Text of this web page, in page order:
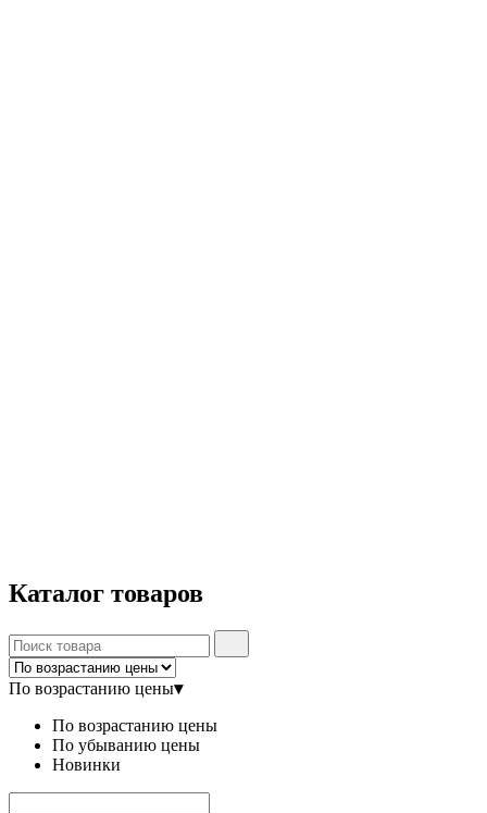
Каталог товаров
По возрастанию цены▾
По возрастанию цены
По убыванию цены
Новинки